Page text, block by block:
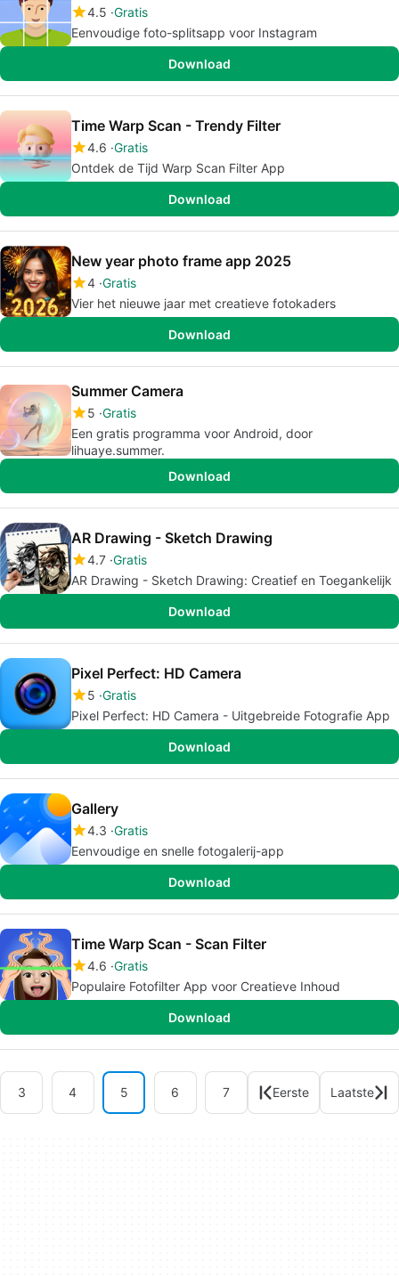
4.5 Gratis
Eenvoudige foto-splitsapp voor Instagram
Download
Time Warp Scan - Trendy Filter
4.6 Gratis
Ontdek de Tijd Warp Scan Filter App
Download
New year photo frame app 2025
4 Gratis
Vier het nieuwe jaar met creatieve fotokaders
Download
Summer Camera
5 Gratis
Een gratis programma voor Android, door
lihuaye.summer.
Download
AR Drawing - Sketch Drawing
4.7 Gratis
AR Drawing - Sketch Drawing: Creatief en Toegankelijk
Download
Pixel Perfect: HD Camera
5 Gratis
Pixel Perfect: HD Camera - Uitgebreide Fotografie App
Download
Gallery
4.3 Gratis
Eenvoudige en snelle fotogalerij-app
Download
Time Warp Scan - Scan Filter
4.6 Gratis
Populaire Fotofilter App voor Creatieve Inhoud
Download
3 4 5 6 7 Eerste Laatste